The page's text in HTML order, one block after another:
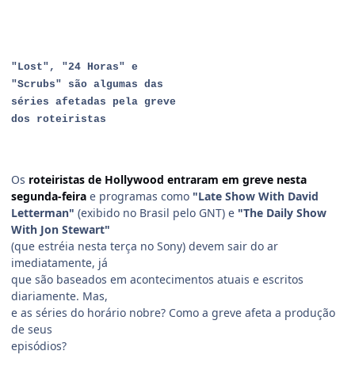
"Lost", "24 Horas" e
"Scrubs" são algumas das
séries afetadas pela greve
dos roteiristas
Os roteiristas de Hollywood entraram em greve nesta
segunda-feira e programas como "Late Show With David
Letterman" (exibido no Brasil pelo GNT) e "The Daily Show
With Jon Stewart"
(que estréia nesta terça no Sony) devem sair do ar
imediatamente, já
que são baseados em acontecimentos atuais e escritos
diariamente. Mas,
e as séries do horário nobre? Como a greve afeta a produção
de seus
episódios?